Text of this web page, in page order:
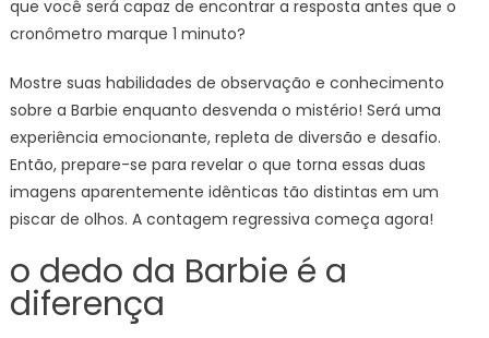
que você será capaz de encontrar a resposta antes que o
cronômetro marque 1 minuto?
Mostre suas habilidades de observação e conhecimento
sobre a Barbie enquanto desvenda o mistério! Será uma
experiência emocionante, repleta de diversão e desafio.
Então, prepare-se para revelar o que torna essas duas
imagens aparentemente idênticas tão distintas em um
piscar de olhos. A contagem regressiva começa agora!
o dedo da Barbie é a
diferença